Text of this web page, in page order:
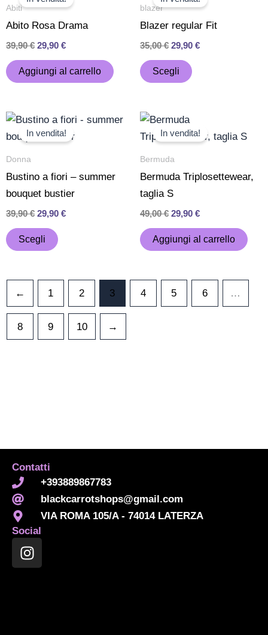
Abiti
Abito Rosa Drama
39,90€
originale
39,90 €.
29,90 €
attuale
29,90 €.
Aggiungi al carrello
blazer
Blazer regular Fit
35,00€
originale
35,00 €.
29,90 €
attuale
29,90 €.
Scegli
varianti.
Le
scelte
In vendita!
Donna
Bustino a fiori – summer
bouquet bustier
39,90€
Il
prezzo
originale
29,90 €
Il
prezzo
attuale
Scegli
Questo
prodotto
opzioni
possono
pagina
prodotto
In vendita!
Bermuda
Bermuda Triplosettewear,
taglia S
49,00€
Il
prezzo
originale
49,00 €.
29,90 €
prezzo
attuale
Aggiungi al carrello
← 1 2 3 4 5 6 …
8 9 10 →
Contatti
+393889867783
blackcarrotshops@gmail.com
VIA ROMA 105/A - 74014 LATERZA
Social
I
n